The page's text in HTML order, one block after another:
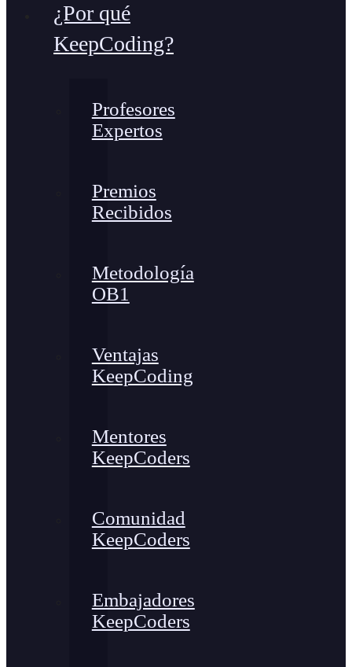
¿Por qué
KeepCoding?
Profesores
Expertos
Premios
Recibidos
Metodología
OB1
Ventajas
KeepCoding
Mentores
KeepCoders
Comunidad
KeepCoders
Embajadores
KeepCoders